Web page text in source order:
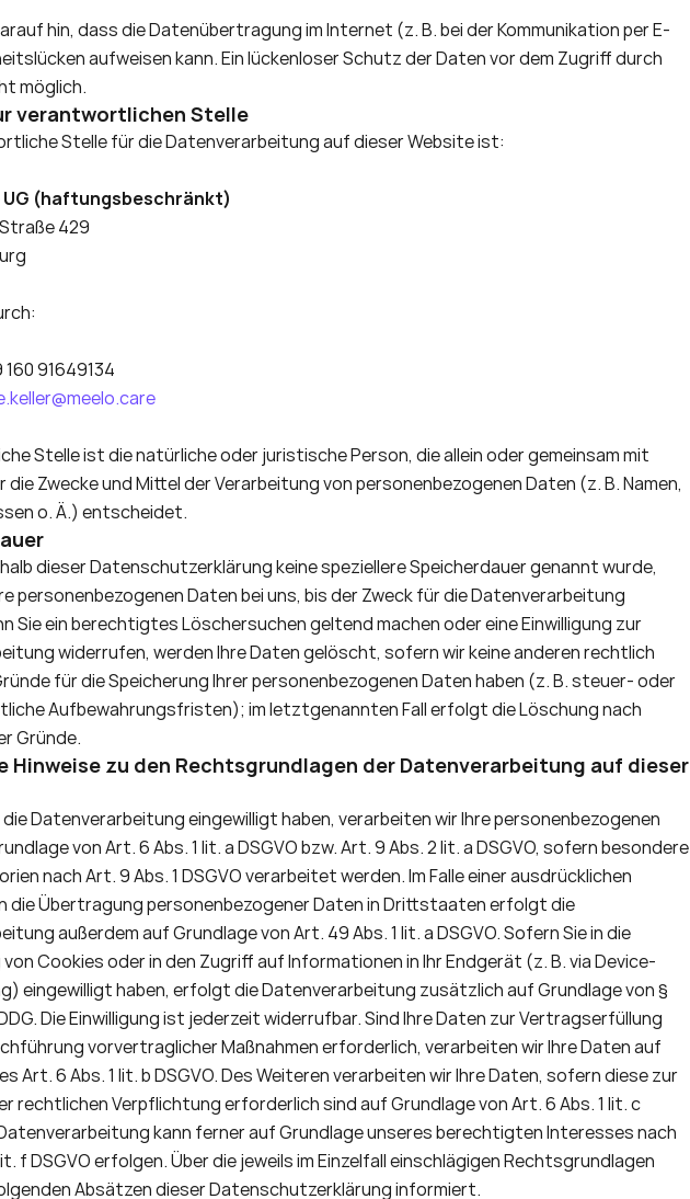
hin, dass die Datenübertragung im Internet (z. B. bei der Kommunikation per E-
aufweisen kann. Ein lückenloser Schutz der Daten vor dem Zugriff durch
möglich.
verantwortlichen Stelle
Stelle für die Datenverarbeitung auf dieser Website ist:
UG (haftungsbeschränkt)
429
91649134
Stelle ist die natürliche oder juristische Person, die allein oder gemeinsam mit
die Zwecke und Mittel der Verarbeitung von personenbezogenen Daten (z. B. Namen,
o. Ä.) entscheidet.
dieser Datenschutzerklärung keine speziellere Speicherdauer genannt wurde,
personenbezogenen Daten bei uns, bis der Zweck für die Datenverarbeitung
Sie ein berechtigtes Löschersuchen geltend machen oder eine Einwilligung zur
widerrufen, werden Ihre Daten gelöscht, sofern wir keine anderen rechtlich
für die Speicherung Ihrer personenbezogenen Daten haben (z. B. steuer- oder
Aufbewahrungsfristen); im letztgenannten Fall erfolgt die Löschung nach
Gründe.
Hinweise zu den Rechtsgrundlagen der Datenverarbeitung auf dieser
die Datenverarbeitung eingewilligt haben, verarbeiten wir Ihre personenbezogenen
von Art. 6 Abs. 1 lit. a DSGVO bzw. Art. 9 Abs. 2 lit. a DSGVO, sofern besondere
nach Art. 9 Abs. 1 DSGVO verarbeitet werden. Im Falle einer ausdrücklichen
die Übertragung personenbezogener Daten in Drittstaaten erfolgt die
außerdem auf Grundlage von Art. 49 Abs. 1 lit. a DSGVO. Sofern Sie in die
Cookies oder in den Zugriff auf Informationen in Ihr Endgerät (z. B. via Device-
eingewilligt haben, erfolgt die Datenverarbeitung zusätzlich auf Grundlage von §
Die Einwilligung ist jederzeit widerrufbar. Sind Ihre Daten zur Vertragserfüllung
vorvertraglicher Maßnahmen erforderlich, verarbeiten wir Ihre Daten auf
Art. 6 Abs. 1 lit. b DSGVO. Des Weiteren verarbeiten wir Ihre Daten, sofern diese zur
rechtlichen Verpflichtung erforderlich sind auf Grundlage von Art. 6 Abs. 1 lit. c
Datenverarbeitung kann ferner auf Grundlage unseres berechtigten Interesses nach
f DSGVO erfolgen. Über die jeweils im Einzelfall einschlägigen Rechtsgrundlagen
Absätzen dieser Datenschutzerklärung informiert.